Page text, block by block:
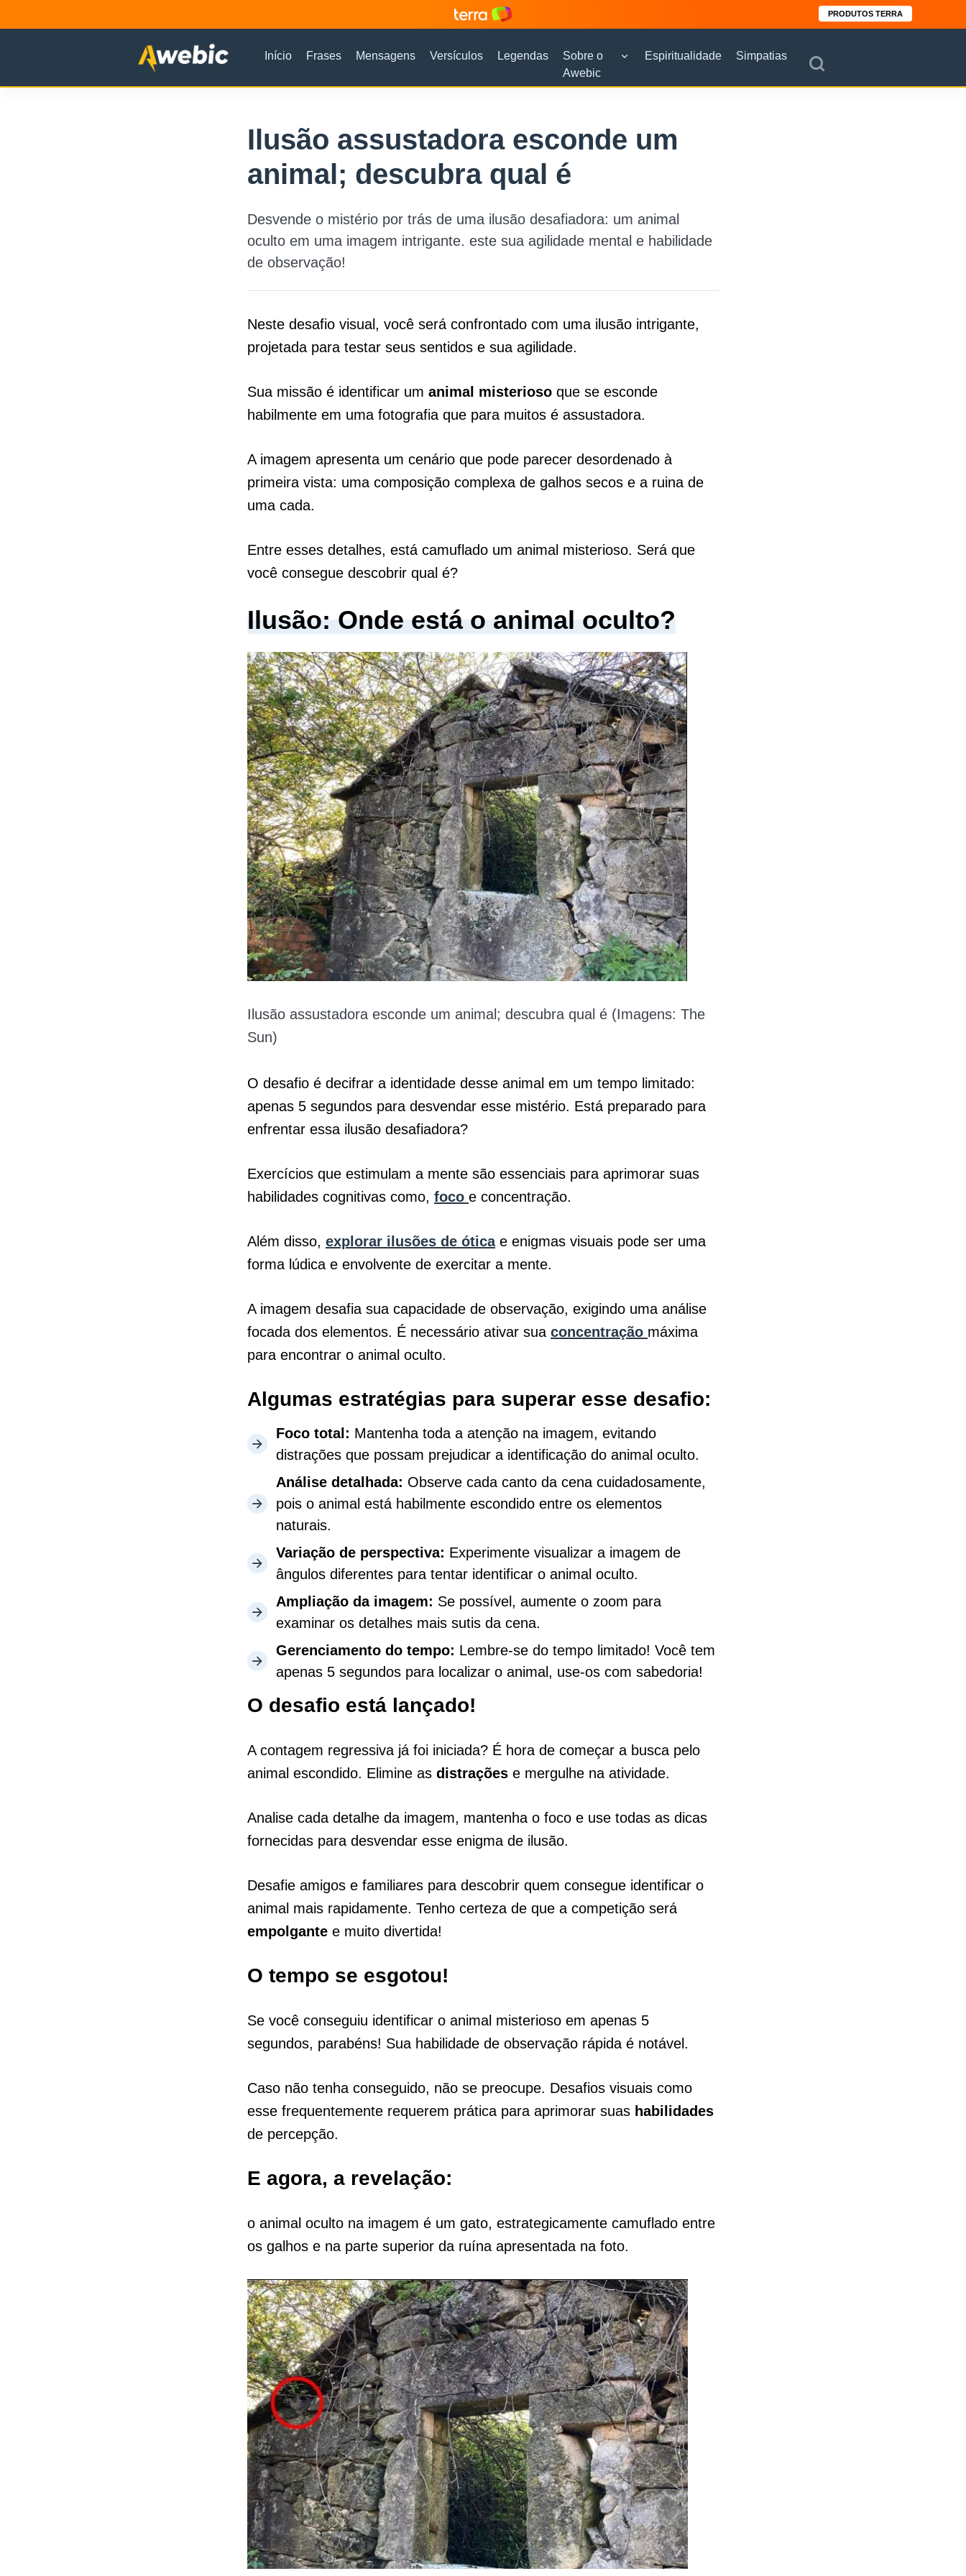
PRODUTOS TERRA
Início Frases Mensagens Versículos Legendas
Sobre o
Awebic
Espiritualidade Simpatias
Ilusão assustadora esconde um
animal; descubra qual é
Desvende o mistério por trás de uma ilusão desafiadora: um animal
oculto em uma imagem intrigante. este sua agilidade mental e habilidade
de observação!
Neste desafio visual, você será confrontado com uma ilusão intrigante,
projetada para testar seus sentidos e sua agilidade.
Sua missão é identificar um animal misterioso que se esconde
habilmente em uma fotografia que para muitos é assustadora.
A imagem apresenta um cenário que pode parecer desordenado à
primeira vista: uma composição complexa de galhos secos e a ruina de
uma cada.
Entre esses detalhes, está camuflado um animal misterioso. Será que
você consegue descobrir qual é?
Ilusão: Onde está o animal oculto?
Ilusão assustadora esconde um animal; descubra qual é (Imagens: The
Sun)
O desafio é decifrar a identidade desse animal em um tempo limitado:
apenas 5 segundos para desvendar esse mistério. Está preparado para
enfrentar essa ilusão desafiadora?
Exercícios que estimulam a mente são essenciais para aprimorar suas
habilidades cognitivas como, foco e concentração.
Além disso, explorar ilusões de óticae enigmas visuais pode ser uma
forma lúdica e envolvente de exercitar a mente.
A imagem desafia sua capacidade de observação, exigindo uma análise
focada dos elementos. É necessário ativar sua concentração máxima
para encontrar o animal oculto.
Algumas estratégias para superar esse desafio:
Foco total: Mantenha toda a atenção na imagem, evitando
distrações que possam prejudicar a identificação do animal oculto.
Análise detalhada: Observe cada canto da cena cuidadosamente,
pois o animal está habilmente escondido entre os elementos
naturais.
Variação de perspectiva: Experimente visualizar a imagem de
ângulos diferentes para tentar identificar o animal oculto.
Ampliação da imagem: Se possível, aumente o zoom para
examinar os detalhes mais sutis da cena.
Gerenciamento do tempo: Lembre-se do tempo limitado! Você tem
apenas 5 segundos para localizar o animal, use-os com sabedoria!
O desafio está lançado!
A contagem regressiva já foi iniciada? É hora de começar a busca pelo
animal escondido. Elimine as distrações e mergulhe na atividade.
Analise cada detalhe da imagem, mantenha o foco e use todas as dicas
fornecidas para desvendar esse enigma de ilusão.
Desafie amigos e familiares para descobrir quem consegue identificar o
animal mais rapidamente. Tenho certeza de que a competição será
empolgante e muito divertida!
O tempo se esgotou!
Se você conseguiu identificar o animal misterioso em apenas 5
segundos, parabéns! Sua habilidade de observação rápida é notável.
Caso não tenha conseguido, não se preocupe. Desafios visuais como
esse frequentemente requerem prática para aprimorar suas habilidades
de percepção.
E agora, a revelação:
o animal oculto na imagem é um gato, estrategicamente camuflado entre
os galhos e na parte superior da ruína apresentada na foto.